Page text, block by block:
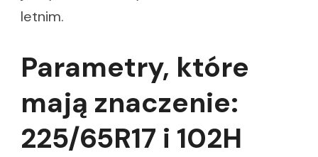
letnim.
Parametry, które
mają znaczenie:
225/65R17 i 102H